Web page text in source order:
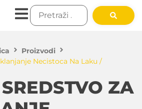
Proizvodi
Necistoca Na Laku /
ZA